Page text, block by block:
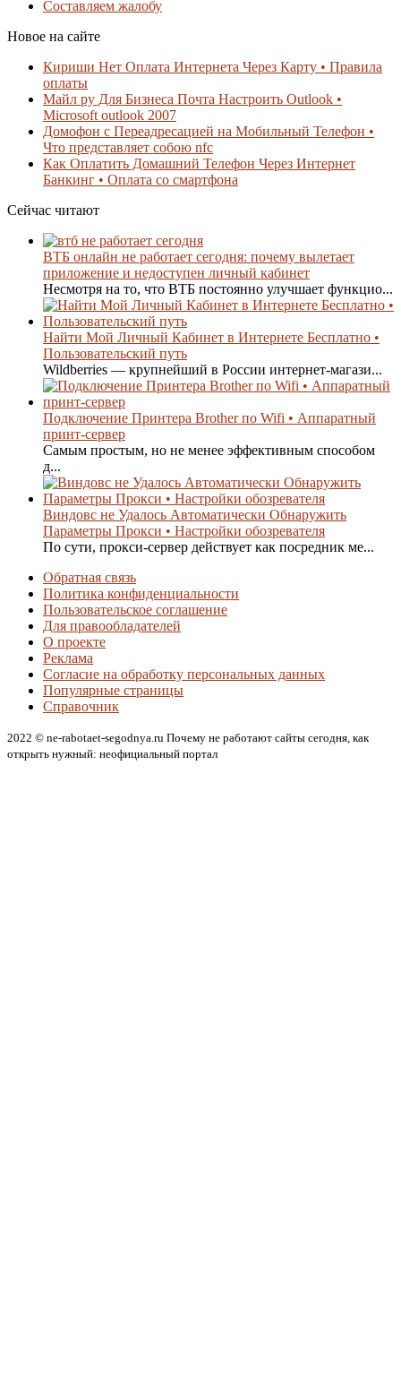
Составляем жалобу
Новое на сайте
Кириши Нет Оплата Интернета Через Карту • Правила
оплаты
Майл ру Для Бизнеса Почта Настроить Outlook •
Microsoft outlook 2007
Домофон с Переадресацией на Мобильный Телефон •
Что представляет собою nfc
Как Оплатить Домашний Телефон Через Интернет
Банкинг • Оплата со смартфона
Сейчас читают
ВТБ онлайн не работает сегодня: почему вылетает
приложение и недоступен личный кабинет
Несмотря на то, что ВТБ постоянно улучшает функцио...
Найти Мой Личный Кабинет в Интернете Бесплатно •
Пользовательский путь
Wildberries — крупнейший в России интернет-магази...
Подключение Принтера Brother по Wifi • Аппаратный
принт-сервер
Самым простым, но не менее эффективным способом
д...
Виндовс не Удалось Автоматически Обнаружить
Параметры Прокси • Настройки обозревателя
По сути, прокси-сервер действует как посредник ме...
Обратная связь
Политика конфиденциальности
Пользовательское соглашение
Для правообладателей
О проекте
Реклама
Согласие на обработку персональных данных
Популярные страницы
Справочник
2022 © ne-rabotaet-segodnya.ru Почему не работают сайты сегодня, как
открыть нужный: неофициальный портал